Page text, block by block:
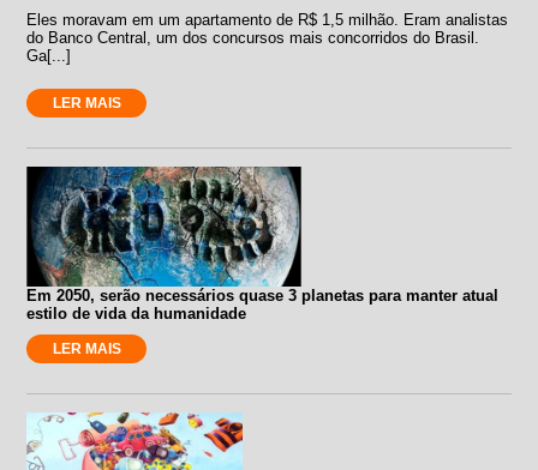
Eles moravam em um apartamento de R$ 1,5 milhão. Eram analistas
do Banco Central, um dos concursos mais concorridos do Brasil.
Ga[...]
LER MAIS
Em 2050, serão necessários quase 3 planetas para manter atual
estilo de vida da humanidade
LER MAIS